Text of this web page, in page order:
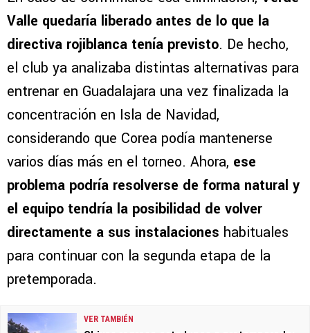
Valle quedaría liberado antes de lo que la
directiva rojiblanca tenía previsto. De hecho,
el club ya analizaba distintas alternativas para
entrenar en Guadalajara una vez finalizada la
concentración en Isla de Navidad,
considerando que Corea podía mantenerse
varios días más en el torneo. Ahora, ese
problema podría resolverse de forma natural y
el equipo tendría la posibilidad de volver
directamente a sus instalaciones habituales
para continuar con la segunda etapa de la
pretemporada.
VER TAMBIÉN